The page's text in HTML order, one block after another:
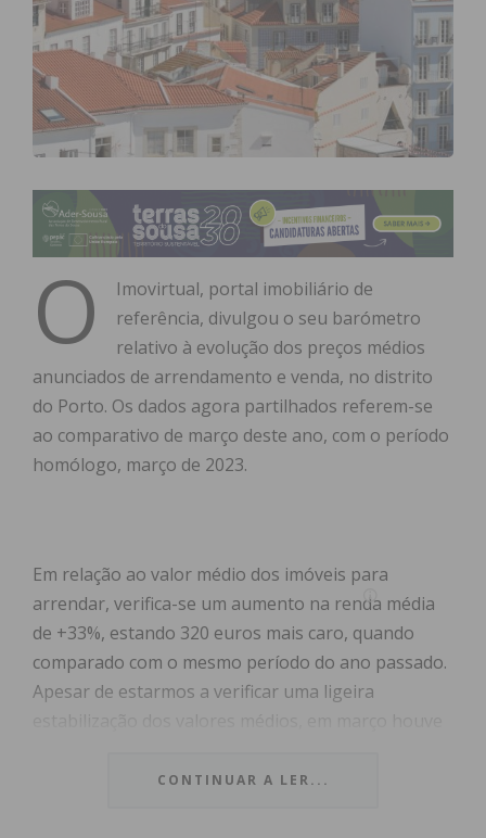
O
Imovirtual, portal imobiliário de
referência, divulgou o seu barómetro
relativo à evolução dos preços médios
anunciados de arrendamento e venda, no distrito
do Porto. Os dados agora partilhados referem-se
ao comparativo de março deste ano, com o período
homólogo, março de 2023.
Em relação ao valor médio dos imóveis para
arrendar, verifica-se um aumento na renda média
de +33%, estando 320 euros mais caro, quando
comparado com o mesmo período do ano passado.
Apesar de estarmos a verificar uma ligeira
comparado com o mês passado.
CONTINUAR A LER...